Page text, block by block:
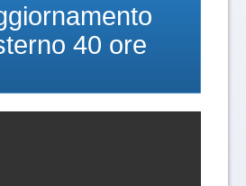
40 ore